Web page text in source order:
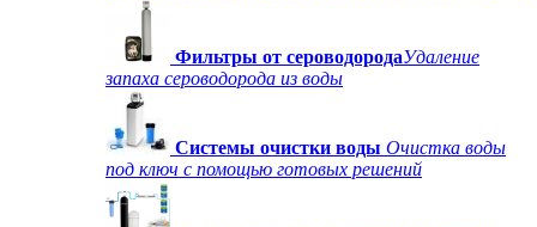
Фильтры от сероводородаУдаление
запаха сероводорода из воды
Системы очистки воды Очистка воды
под ключ с помощью готовых решений